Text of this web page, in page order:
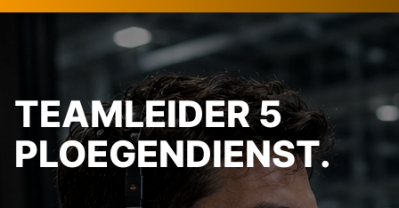
TEAMLEIDER 5
PLOEGENDIENST.